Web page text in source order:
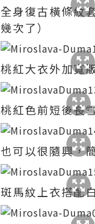
全身復古橫條紋
幾次了）
桃紅大衣外加寬
桃紅色前短後長
也可以很隨興，
斑馬紋上衣搭配